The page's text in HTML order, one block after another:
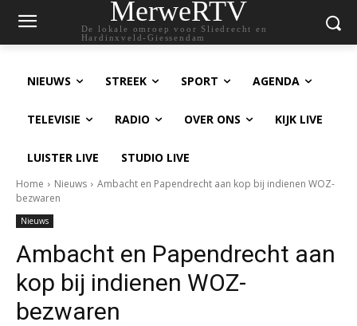
MerweRTV
De lokale omroep voor Sliedrecht en
Hardinxveld-Giessendam
NIEUWS STREEK SPORT AGENDA
TELEVISIE RADIO OVER ONS KIJK LIVE
LUISTER LIVE STUDIO LIVE
Home Nieuws
Ambacht en Papendrecht aan kop bij indienen WOZ-
bezwaren
Nieuws
Ambacht en Papendrecht aan
kop bij indienen WOZ-
bezwaren